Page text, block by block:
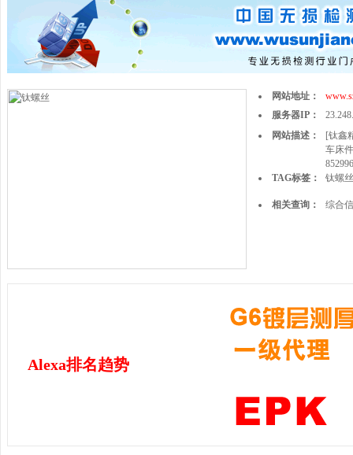
网站地址：
服务器IP：
网站描述：
[钛鑫
车床
TAG标签：
钛螺丝
相关查询： 综合
Alexa排名趋势